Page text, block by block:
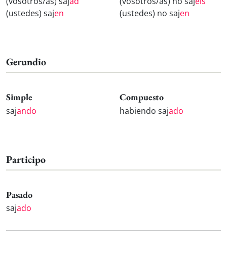
(ustedes) sajen
(ustedes) no sajen
Gerundio
Simple
sajando
Compuesto
habiendo sajado
Participo
Pasado
sajado